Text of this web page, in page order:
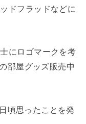
ドフラッドなどに
にロゴマークを考
部屋グッズ販売中
頃思ったことを発